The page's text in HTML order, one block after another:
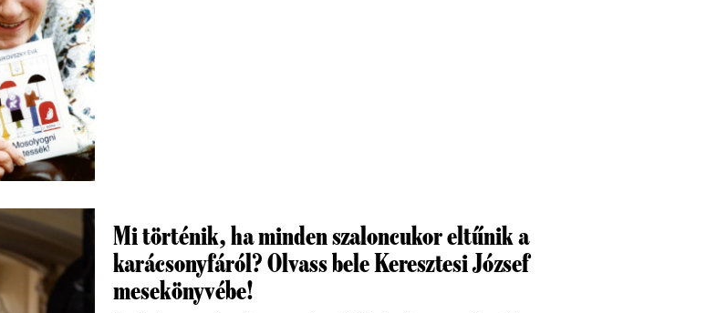
Mi történik, ha minden szaloncukor eltűnik a
karácsonyfáról? Olvass bele Keresztesi József
mesekönyvébe!